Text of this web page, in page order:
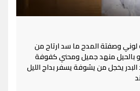
وصفتة المدح ما سد ارتاح من
بالحيل منهد جميل ومحني كفوفة
يخجل من يشوفة يسفر بداج الليل